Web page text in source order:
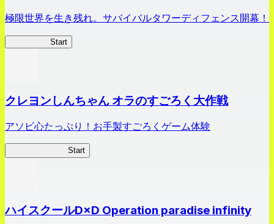
極限世界を生き残れ。サバイバルタワーディフェンス開幕！
Start
クレヨンしんちゃん オラのすごろく大作戦
アソビ心たっぷり！お手製すごろくゲーム体験
Start
ハイスクールD×D Operation paradise infinity